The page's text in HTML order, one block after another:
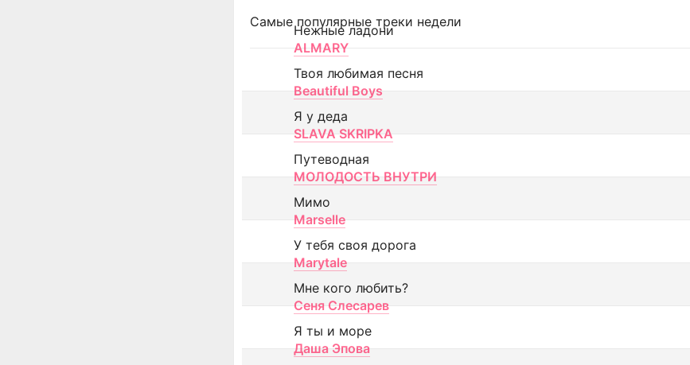
Самые популярные треки недели
Нежные ладони
ALMARY
Твоя любимая песня
Beautiful Boys
Я у деда
SLAVA SKRIPKA
Путеводная
МОЛОДОСТЬ ВНУТРИ
Мимо
Marselle
У тебя своя дорога
Marytale
Мне кого любить?
Сеня Слесарев
Я ты и море
Даша Эпова